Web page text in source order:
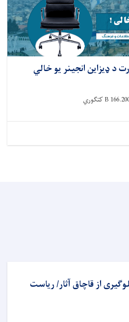
د ډیزاین انجینر یو خالي
جلوگیری از قاچاق آثار/ ریاست